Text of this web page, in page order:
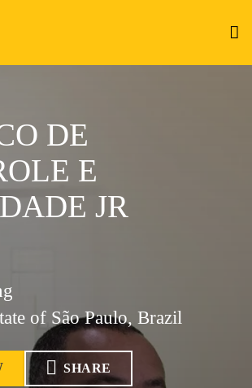
DE
E
JR
of São Paulo, Brazil
SHARE